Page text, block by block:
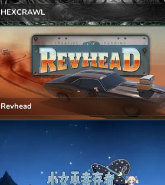
HEXCRAWL
Revhead